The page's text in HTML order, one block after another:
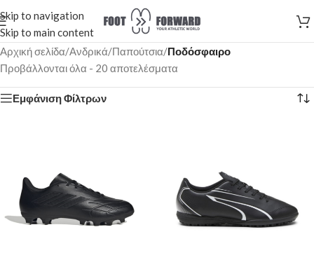
Skip to navigation
Skip to main content
Αρχική σελίδα/Ανδρικά/Παπούτσια/Ποδόσφαιρο
Προβάλλονται όλα - 20 αποτελέσματα
Εμφάνιση Φίλτρων